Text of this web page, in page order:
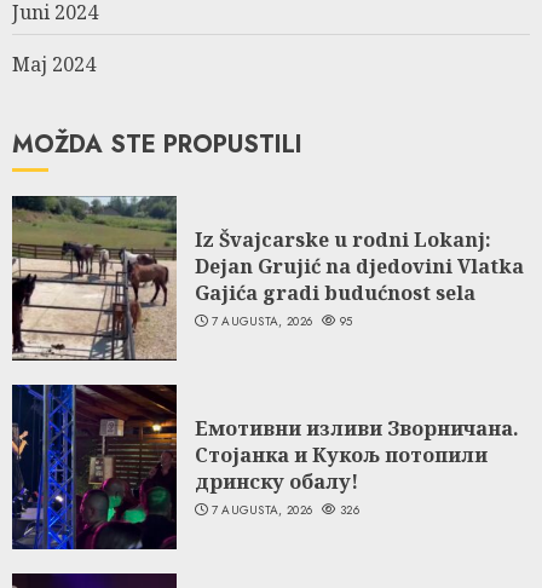
Juni 2024
Maj 2024
MOŽDA STE PROPUSTILI
Iz Švajcarske u rodni Lokanj:
Dejan Grujić na djedovini Vlatka
Gajića gradi budućnost sela
7 AUGUSTA, 2026 95
Емотивни изливи Зворничана.
Стојанка и Кукољ потопили
дринску обалу!
7 AUGUSTA, 2026 326